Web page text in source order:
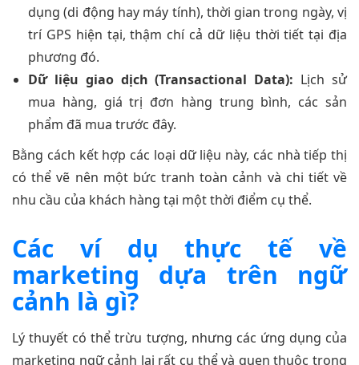
dụng (di động hay máy tính), thời gian trong ngày, vị
trí GPS hiện tại, thậm chí cả dữ liệu thời tiết tại địa
phương đó.
Dữ liệu giao dịch (Transactional Data): Lịch sử
mua hàng, giá trị đơn hàng trung bình, các sản
phẩm đã mua trước đây.
Bằng cách kết hợp các loại dữ liệu này, các nhà tiếp thị
có thể vẽ nên một bức tranh toàn cảnh và chi tiết về
nhu cầu của khách hàng tại một thời điểm cụ thể.
Các ví dụ thực tế về
marketing dựa trên ngữ
cảnh là gì?
Lý thuyết có thể trừu tượng, nhưng các ứng dụng của
marketing ngữ cảnh lại rất cụ thể và quen thuộc trong